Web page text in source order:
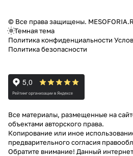
© Все права защищены.
Темная тема
Политика конфиденциальности
Политика безопасности
Все материалы, размещенные на
объектами авторского права.
Копирование или иное
предварительного согласия
Обратите внимание! Данный